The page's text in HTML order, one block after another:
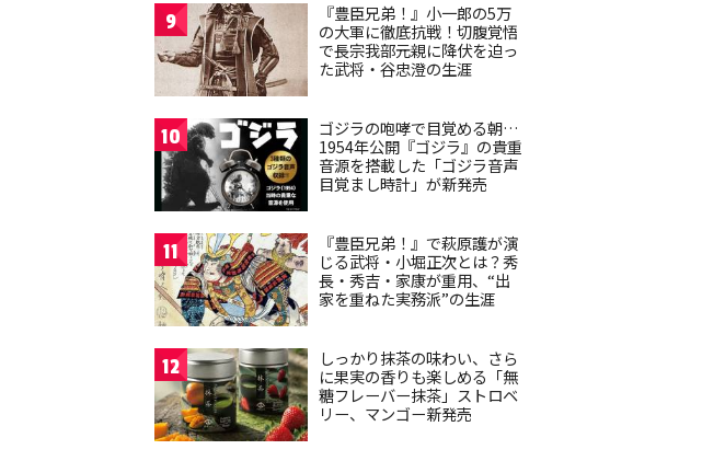
9
『豊臣兄弟！』小一郎の5万
の大軍に徹底抗戦！切腹覚悟
で長宗我部元親に降伏を迫っ
た武将・谷忠澄の生涯
10
ゴジラの咆哮で目覚める朝…
1954年公開『ゴジラ』の貴重
音源を搭載した「ゴジラ音声
目覚まし時計」が新発売
11
『豊臣兄弟！』で萩原護が演
じる武将・小堀正次とは？秀
長・秀吉・家康が重用、“出
家を重ねた実務派”の生涯
12
しっかり抹茶の味わい、さら
に果実の香りも楽しめる「無
糖フレーバー抹茶」ストロベ
リー、マンゴー新発売